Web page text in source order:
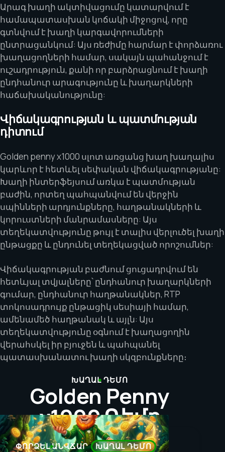
Արագ խաղի ակտիվացումը կատարվում է
համապատասխան կոճակի միջոցով, որը
գտնվում է խաղի կարգավորումների
ընտրացանկում: Այս ռեժիմը հարմար է փորձառու
խաղացողների համար, սակայն պահանջում է
ուշադրություն, քանի որ բարձրացնում է խաղի
ընդհանուր արագությունը և խաղարկների
հաճախականությունը:
Վիճակագրության և պատմության
դիտում
Golden penny x1000 սլոտ առցանց խաղ խաղալիս
կարևոր է հետևել սեփական վիճակագրությանը:
Խաղի ինտերֆեյսում առկա է պատմության
բաժին, որտեղ պահպանվում են վերջին
սպինների արդյունքները, հաղթանակների և
կորուստների մանրամասները: Այս
տեղեկատվությունը թույլ է տալիս վերլուծել խաղի
ընթացքը և ընդունել տեղեկացված որոշումներ:
Վիճակագրության բաժնում ցուցադրվում են
հետևյալ տվյալները՝ ընդհանուր խաղարկների
գումար, ընդհանուր հաղթանակներ, RTP
տոկոսադրույք ընթացիկ սեսիայի համար,
ամենամեծ հաղթանակ և այլն: Այս
տեղեկատվությունը օգնում է խաղացողին
վերահսկել իր բյուջեն և պահպանել
պատասխանատու խաղի սկզբունքները։
ԽԱՂԱԼ ԴԵՄՈ
Golden Penny
x1000 Դեմո
ՓՈՐՁԵԼ ԱՆՎՃԱՐ ԽԱՂԱԼ ԴԵՄՈ